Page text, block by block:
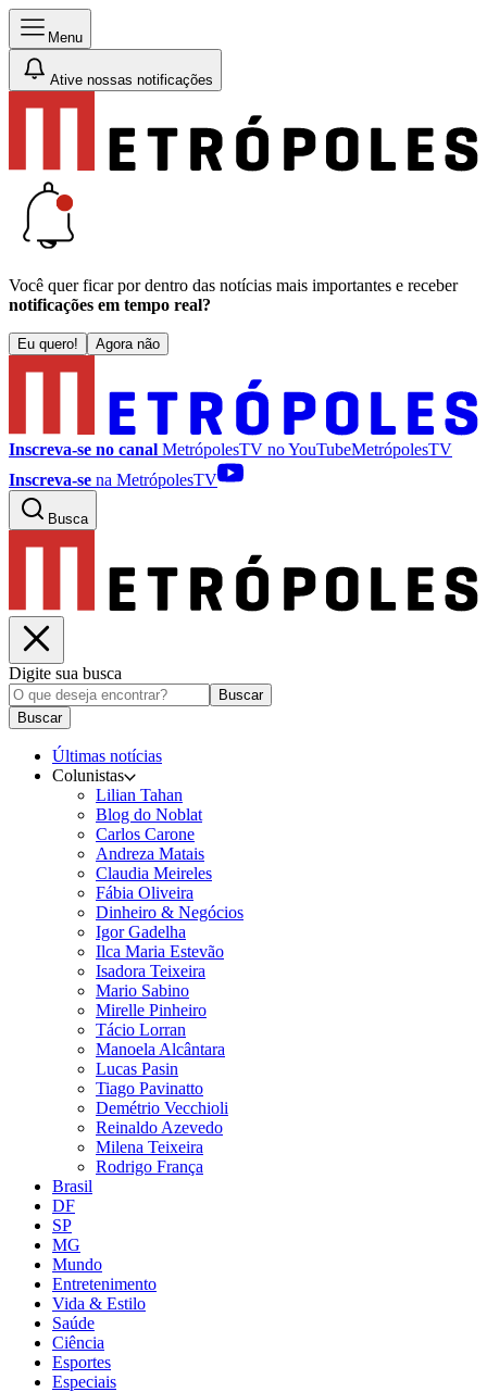
Menu
Ative nossas notificações
Você quer ficar por dentro das notícias mais importantes e receber
notificações em tempo real?
Eu quero! Agora não
Inscreva-se no canal MetrópolesTV noYouTubeMetrópolesTV
Inscreva-se na MetrópolesTV
Busca
Digite sua busca
Buscar
Buscar
Últimas notícias
Colunistas
Lilian Tahan
Blog do Noblat
Carlos Carone
Andreza Matais
Claudia Meireles
Fábia Oliveira
Dinheiro & Negócios
Igor Gadelha
Ilca Maria Estevão
Isadora Teixeira
Mario Sabino
Mirelle Pinheiro
Tácio Lorran
Manoela Alcântara
Lucas Pasin
Tiago Pavinatto
Demétrio Vecchioli
Reinaldo Azevedo
Milena Teixeira
Rodrigo França
Brasil
DF
SP
MG
Mundo
Entretenimento
Vida & Estilo
Saúde
Ciência
Esportes
Especiais